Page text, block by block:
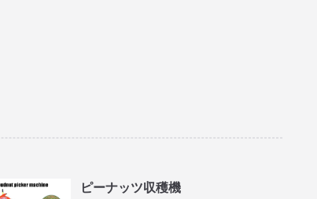
ピーナッツ収穫機